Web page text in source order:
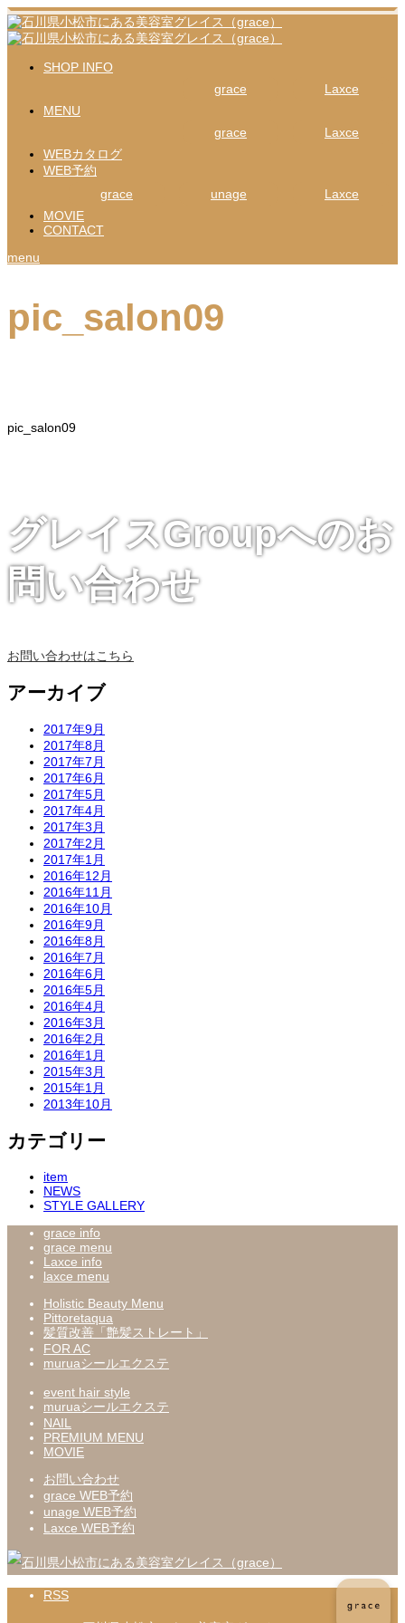
SHOP INFO
grace
Laxce
MENU
grace
Laxce
WEBカタログ
WEB予約
grace
unage
Laxce
MOVIE
CONTACT
menu
pic_salon09
pic_salon09
グレイスGroupへのお
問い合わせ
お問い合わせはこちら
アーカイブ
2017年9月
2017年8月
2017年7月
2017年6月
2017年5月
2017年4月
2017年3月
2017年2月
2017年1月
2016年12月
2016年11月
2016年10月
2016年9月
2016年8月
2016年7月
2016年6月
2016年5月
2016年4月
2016年3月
2016年2月
2016年1月
2015年3月
2015年1月
2013年10月
カテゴリー
item
NEWS
STYLE GALLERY
grace info
grace menu
Laxce info
laxce menu
Holistic Beauty Menu
Pittoretaqua
髪質改善「艶髪ストレート」
FOR AC
muruaシールエクステ
event hair style
muruaシールエクステ
NAIL
PREMIUM MENU
MOVIE
お問い合わせ
grace WEB予約
unage WEB予約
Laxce WEB予約
RSS